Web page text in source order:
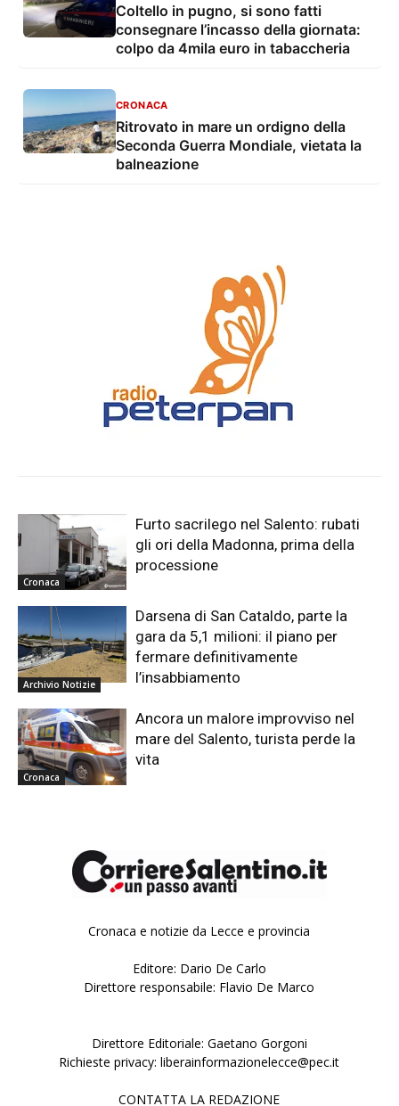
Coltello in pugno, si sono fatti
consegnare l’incasso della giornata:
colpo da 4mila euro in tabaccheria
CRONACA
Ritrovato in mare un ordigno della
Seconda Guerra Mondiale, vietata la
balneazione
Cronaca
Furto sacrilego nel Salento: rubati
gli ori della Madonna, prima della
processione
Archivio Notizie
Darsena di San Cataldo, parte la
gara da 5,1 milioni: il piano per
fermare definitivamente
l’insabbiamento
Cronaca
Ancora un malore improvviso nel
mare del Salento, turista perde la
vita
Cronaca e notizie da Lecce e provincia
Editore: Dario De Carlo
Direttore responsabile: Flavio De Marco
Direttore Editoriale: Gaetano Gorgoni
Richieste privacy: liberainformazionelecce@pec.it
CONTATTA LA REDAZIONE